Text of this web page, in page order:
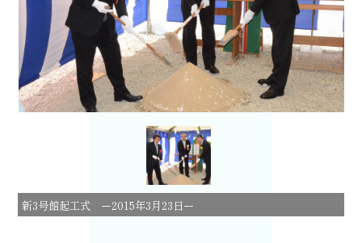
新3号館起工式 ー2015年3月23日ー